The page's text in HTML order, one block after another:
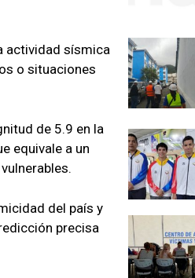
actividad sísmica
o situaciones
de 5.9 en la
equivale a un
del país y
precisa